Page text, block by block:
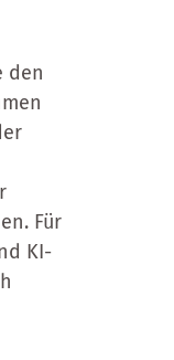
den
Für
KI-